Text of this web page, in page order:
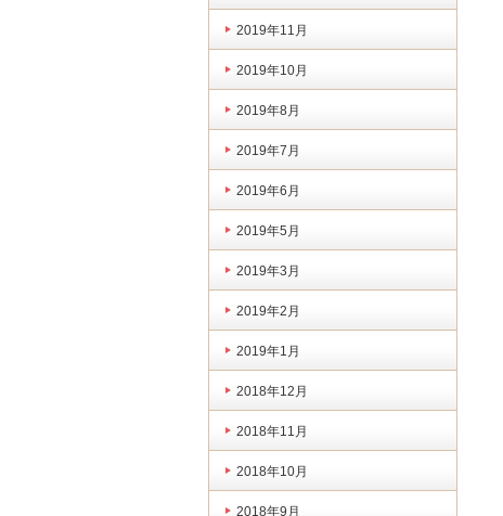
2019年11月
2019年10月
2019年8月
2019年7月
2019年6月
2019年5月
2019年3月
2019年2月
2019年1月
2018年12月
2018年11月
2018年10月
2018年9月